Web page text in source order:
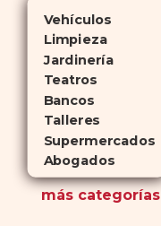
Vehículos
Limpieza
Jardinería
Teatros
Bancos
Talleres
Supermercados
Abogados
más categorías